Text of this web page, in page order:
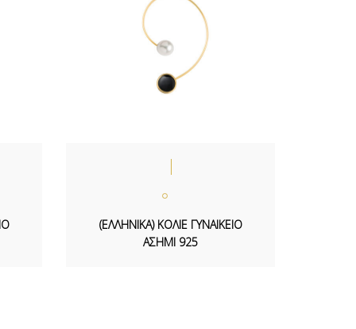
(ΕΛΛΗΝΙΚΑ) ΚΟΛΙΕ ΓΥΝΑΙΚΕΙΟ
ΑΣΗΜΙ 925